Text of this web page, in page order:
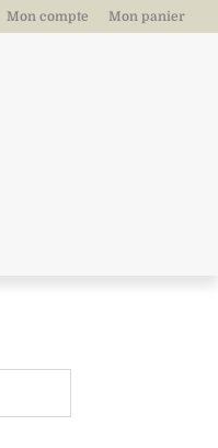
Mon compte Mon panier